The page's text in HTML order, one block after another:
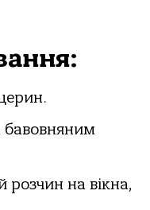
бавовняним
розчин на вікна,